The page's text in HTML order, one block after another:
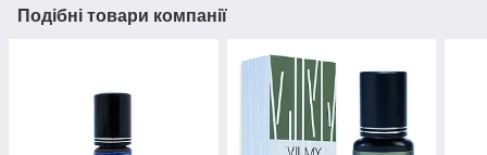
Подібні товари компанії